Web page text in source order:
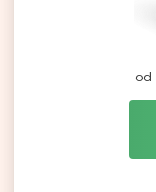
od